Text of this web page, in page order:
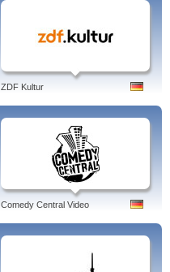
ZDF Kultur
Comedy Central Video